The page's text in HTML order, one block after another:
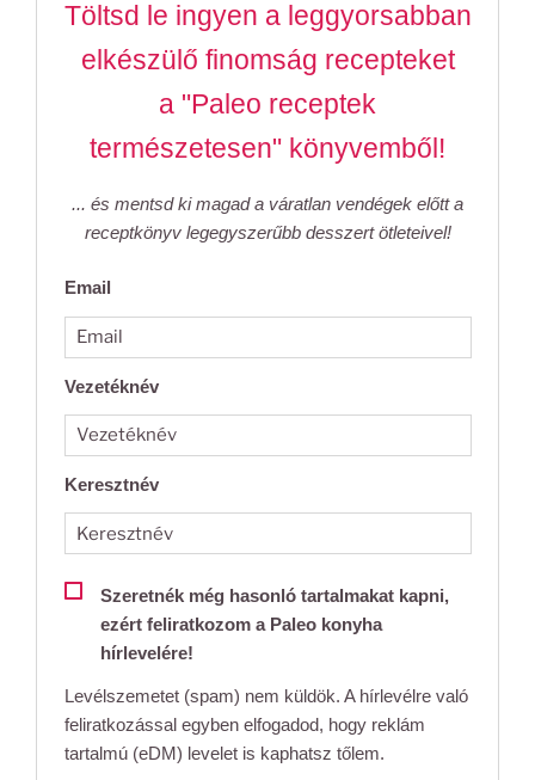
Töltsd le ingyen a leggyorsabban
elkészülő finomság recepteket
a "Paleo receptek
természetesen" könyvemből!
... és mentsd ki magad a váratlan vendégek előtt a
receptkönyv legegyszerűbb desszert ötleteivel!
Email
Vezetéknév
Keresztnév
Szeretnék még hasonló tartalmakat kapni,
ezért feliratkozom a Paleo konyha
hírlevelére!
Levélszemetet (spam) nem küldök. A hírlevélre való
feliratkozással egyben elfogadod, hogy reklám
tartalmú (eDM) levelet is kaphatsz tőlem.